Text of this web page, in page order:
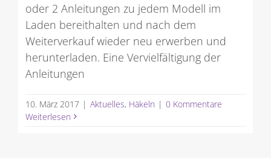
oder 2 Anleitungen zu jedem Modell im
Laden bereithalten und nach dem
Weiterverkauf wieder neu erwerben und
herunterladen. Eine Vervielfältigung der
Anleitungen
10. März 2017 | Aktuelles, Häkeln | 0 Kommentare
Weiterlesen